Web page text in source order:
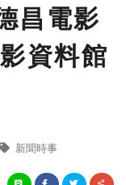
昌電影
資料館
新聞時事